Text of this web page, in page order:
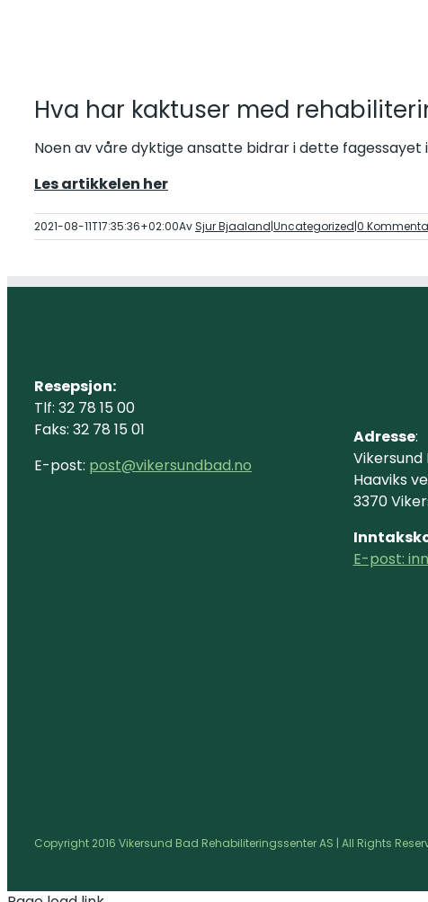
Hva har kaktuser med
Noen av våre dyktige ansatte bidrar i dette
Les artikkelen her
2021-08-11T17:35:36+02:00AvSjur Bjaaland|Uncategorized|0
Resepsjon:
Tlf: 32 78 15 00
Faks: 32 78 15 01
E-post: post@vikersundbad.no
Adresse:
Haaviks
3370
E-post:
Copyright 2016 Vikersund Bad Rehabiliteringssenter AS | All Rights